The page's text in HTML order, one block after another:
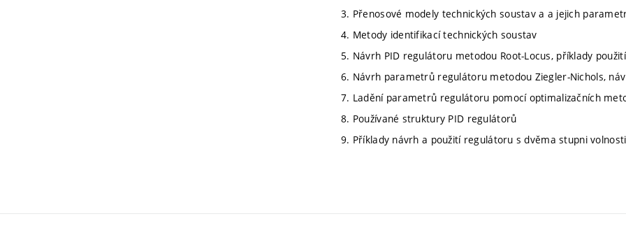
3. Přenosové modely technických soustav a a jejich
4. Metody identifikací technických soustav
5. Návrh PID regulátoru metodou Root-Locus, příklady
6. Návrh parametrů regulátoru metodou Ziegler-Nichols,
7. Ladění parametrů regulátoru pomocí optimalizačních
8. Používané struktury PID regulátorů
9. Příklady návrh a použití regulátoru s dvěma stupni volnosti